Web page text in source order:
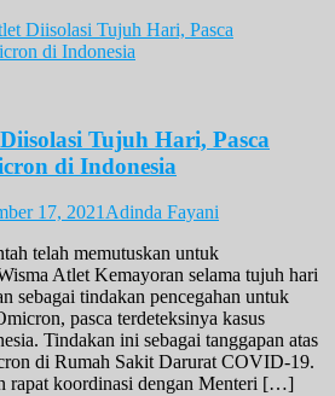
Tujuh Hari, Pasca
di Indonesia
17, 2021 Adinda Fayani
telah memutuskan untuk
Atlet Kemayoran selama tujuh hari
sebagai tindakan pencegahan untuk
pasca terdeteksinya kasus
Tindakan ini sebagai tanggapan atas
di Rumah Sakit Darurat COVID-19.
rapat koordinasi dengan Menteri […]